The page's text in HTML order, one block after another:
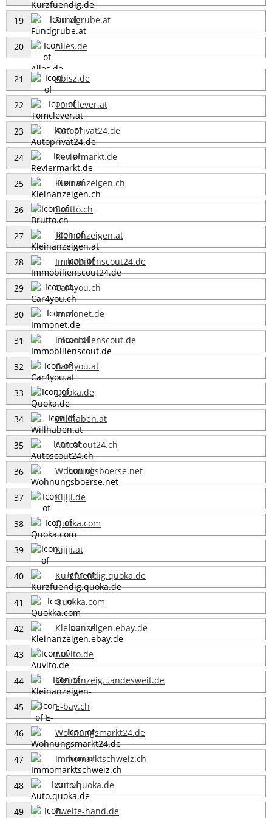
19 Fundgrube.at
20 Alles.de
21 Abisz.de
22 Tomclever.at
23 Autoprivat24.de
24 Reviermarkt.de
25 Kleinanzeigen.ch
26 Brutto.ch
27 Kleinanzeigen.at
28 Immobilienscout24.de
29 Car4you.ch
30 Immonet.de
31 Immobilienscout.de
32 Car4you.at
33 Quoka.de
34 Willhaben.at
35 Autoscout24.ch
36 Wohnungsboerse.net
37 Kijiji.de
38 Quoka.com
39 Kijiji.at
40 Kurzfuendig.quoka.de
41 Quokka.com
42 Kleinanzeigen.ebay.de
43 Auvito.de
44 Kleinanzeig...andesweit.de
45 E-bay.ch
46 Wohnungsmarkt24.de
47 Immomarktschweiz.ch
48 Auto.quoka.de
49 Zweite-hand.de